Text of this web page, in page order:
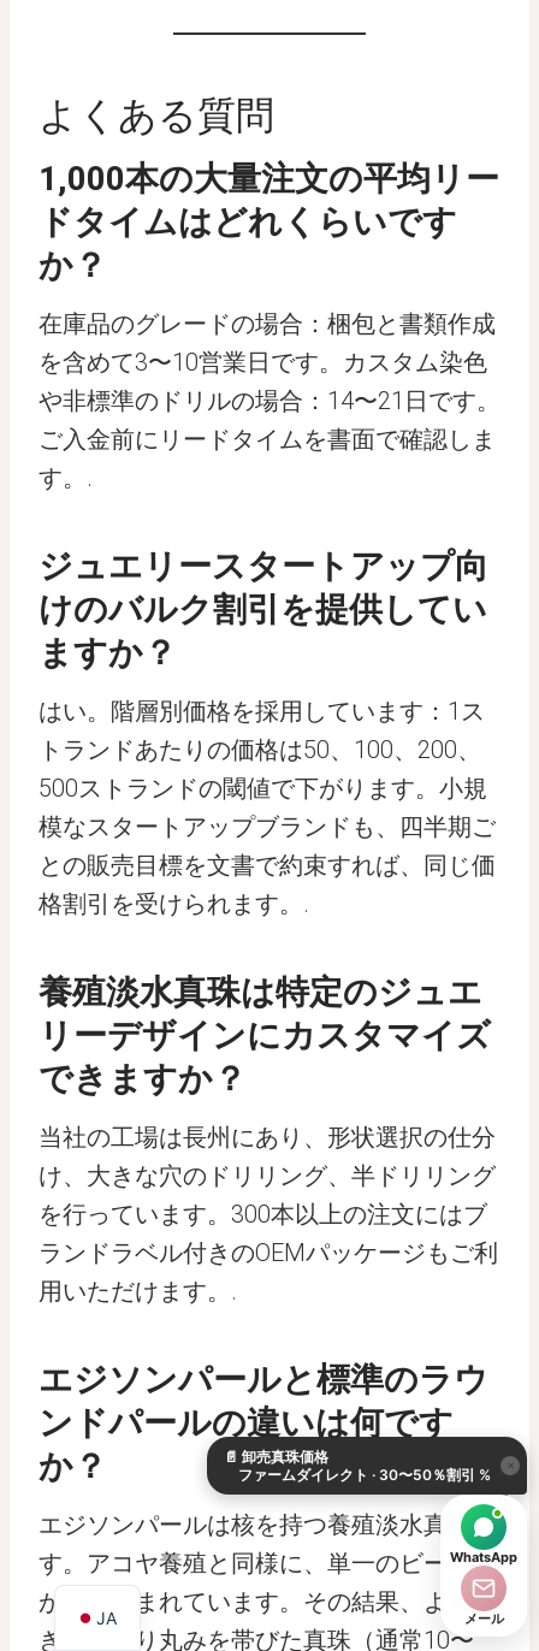
よくある質問
1,000本の大量注文の平均リー
ドタイムはどれくらいです
か？
在庫品のグレードの場合：梱包と書類作成
を含めて3〜10営業日です。カスタム染色
や非標準のドリルの場合：14〜21日です。
ご入金前にリードタイムを書面で確認しま
す。.
ジュエリースタートアップ向
けのバルク割引を提供してい
ますか？
はい。階層別価格を採用しています：1ス
トランドあたりの価格は50、100、200、
500ストランドの閾値で下がります。小規
模なスタートアップブランドも、四半期ご
との販売目標を文書で約束すれば、同じ価
格割引を受けられます。.
養殖淡水真珠は特定のジュエ
リーデザインにカスタマイズ
できますか？
当社の工場は長州にあり、形状選択の仕分
け、大きな穴のドリリング、半ドリリング
を行っています。300本以上の注文にはブ
ランドラベル付きのOEMパッケージもご利
用いただけます。.
エジソンパールと標準のラウ
ンドパールの違いは何です
か？
エジソンパールは核を持つ養殖淡水真珠で
す。アコヤ養殖と同様に、単一のビーズ核
が埋め込まれています。その結果、より大
きく、より丸みを帯びた真珠（通常10〜
📄 卸売真珠価格
ファームダイレクト · 30〜50％割引 %
×
WhatsApp
メール
JA
EN
AR
ES
DE
KO